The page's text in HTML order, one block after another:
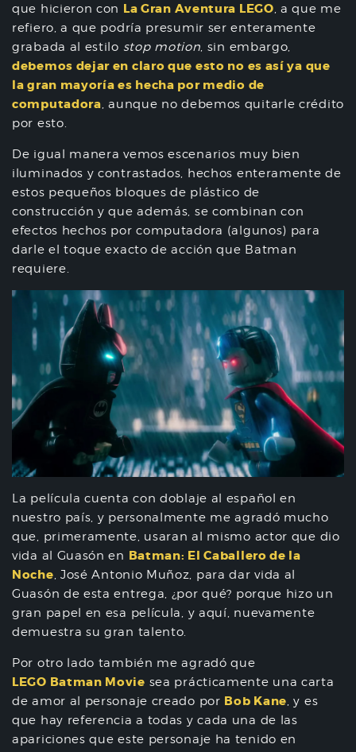
que hicieron con La Gran Aventura LEGO, a que me
refiero, a que podría presumir ser enteramente
grabada al estilo stop motion, sin embargo,
debemos dejar en claro que esto no es así ya que
la gran mayoría es hecha por medio de
computadora, aunque no debemos quitarle crédito
por esto.
De igual manera vemos escenarios muy bien
iluminados y contrastados, hechos enteramente de
estos pequeños bloques de plástico de
construcción y que además, se combinan con
efectos hechos por computadora (algunos) para
darle el toque exacto de acción que Batman
requiere.
La película cuenta con doblaje al español en
nuestro país, y personalmente me agradó mucho
que, primeramente, usaran al mismo actor que dio
vida al Guasón en Batman: El Caballero de la
Noche, José Antonio Muñoz, para dar vida al
Guasón de esta entrega, ¿por qué? porque hizo un
gran papel en esa película, y aquí, nuevamente
demuestra su gran talento.
Por otro lado también me agradó que
LEGO Batman Movie sea prácticamente una carta
de amor al personaje creado por Bob Kane, y es
que hay referencia a todas y cada una de las
apariciones que este personaje ha tenido en